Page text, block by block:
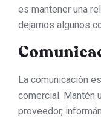
es mantener una
dejamos algunos
La comunicación
comercial. Mantén
proveedor,